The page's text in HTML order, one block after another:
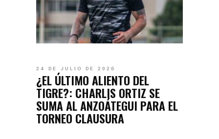
24 DE JULIO DE 2026
¿EL ÚLTIMO ALIENTO DEL
TIGRE?: CHARLIS ORTIZ SE
SUMA AL ANZOÁTEGUI PARA EL
TORNEO CLAUSURA